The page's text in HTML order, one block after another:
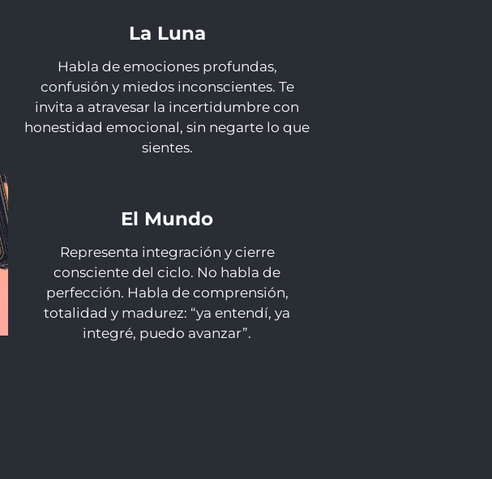
La Luna
Habla de emociones profundas,
confusión y miedos inconscientes. Te
invita a atravesar la incertidumbre con
honestidad emocional, sin negarte lo que
sientes.
El Mundo
Representa integración y cierre
consciente del ciclo. No habla de
perfección. Habla de comprensión,
totalidad y madurez: “ya entendí, ya
integré, puedo avanzar”.